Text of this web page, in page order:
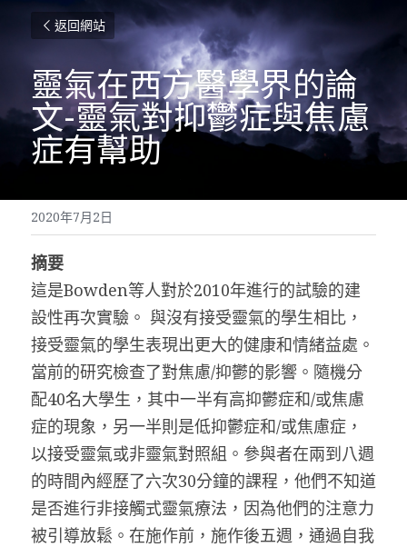
返回網站
靈氣在西方醫學界的論
文-靈氣對抑鬱症與焦慮
症有幫助
2020年7月2日
摘要
這是Bowden等人對於2010年進行的試驗的建
設性再次實驗。 與沒有接受靈氣的學生相比，
接受靈氣的學生表現出更大的健康和情緒益處。
當前的研究檢查了對焦慮/抑鬱的影響。隨機分
配40名大學生，其中一半有高抑鬱症和/或焦慮
症的現象，另一半則是低抑鬱症和/或焦慮症，
以接受靈氣或非靈氣對照組。參與者在兩到八週
的時間內經歷了六次30分鐘的課程，他們不知道
是否進行非接觸式靈氣療法，因為他們的注意力
被引導放鬆。在施作前，施作後五週，通過自我